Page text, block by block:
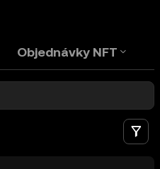
Objednávky NFT